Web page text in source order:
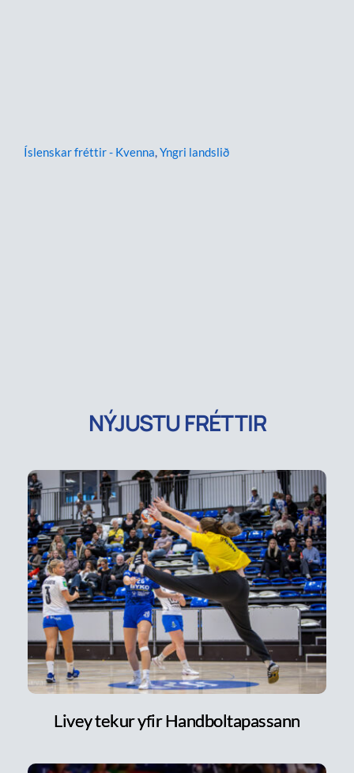
Íslenskar fréttir - Kvenna,Yngri landslið
NÝJUSTU FRÉTTIR
Livey tekur yfir Handboltapassann